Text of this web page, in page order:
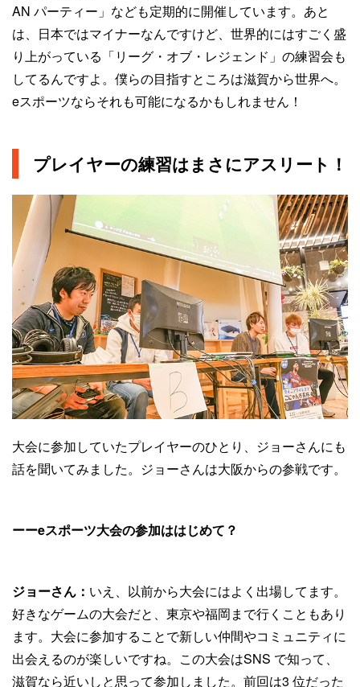
AN パーティー」なども定期的に開催しています。あと
は、日本ではマイナーなんですけど、世界的にはすごく盛
り上がっている「リーグ・オブ・レジェンド」の練習会も
してるんですよ。僕らの目指すところは滋賀から世界へ。
eスポーツならそれも可能になるかもしれません！
プレイヤーの練習はまさにアスリート！
大会に参加していたプレイヤーのひとり、ジョーさんにも
話を聞いてみました。ジョーさんは大阪からの参戦です。
ーーeスポーツ大会の参加ははじめて？
ジョーさん： いえ、以前から大会にはよく出場してます。
好きなゲームの大会だと、東京や福岡まで行くこともあり
ます。大会に参加することで新しい仲間やコミュニティに
出会えるのが楽しいですね。この大会はSNS で知って、
滋賀なら近いしと思って参加しました。前回は3 位だった